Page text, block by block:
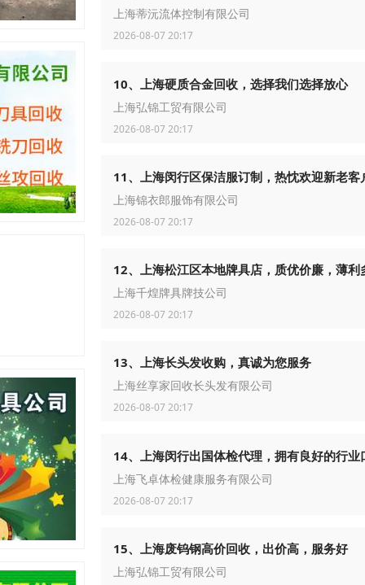
上海蒂沅流体控制有限公司
2026-08-07 20:17
10、上海硬质合金回收，选择我们选择放心
上海弘锦工贸有限公司
2026-08-07 20:17
11、上海闵行区保洁服订制，热忱欢迎新老客
上海锦衣郎服饰有限公司
2026-08-07 20:17
12、上海松江区本地牌具店，质优价廉，薄利
上海千煌牌具牌技公司
2026-08-07 20:17
13、上海长头发收购，真诚为您服务
上海丝享家回收长头发有限公司
2026-08-07 20:17
14、上海闵行出国体检代理，拥有良好的行业
上海飞卓体检健康服务有限公司
2026-08-07 20:17
15、上海废钨钢高价回收，出价高，服务好
上海弘锦工贸有限公司